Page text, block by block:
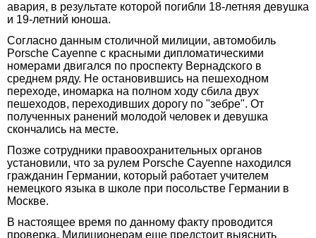
авария, в результате которой погибли 18-летняя девушка
и 19-летний юноша.
Согласно данным столичной милиции, автомобиль
Porsche Cayenne с красными дипломатическими
номерами двигался по проспекту Вернадского в
среднем ряду. Не остановившись на пешеходном
переходе, иномарка на полном ходу сбила двух
пешеходов, переходивших дорогу по "зебре". От
полученных ранений молодой человек и девушка
скончались на месте.
Позже сотрудники правоохранительных органов
установили, что за рулем Porsche Cayenne находился
гражданин Германии, который работает учителем
немецкого языка в школе при посольстве Германии в
Москве.
В настоящее время по данному факту проводится
проверка. Милиционерам еще предстоит выяснить